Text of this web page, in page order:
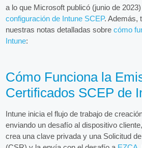
a lo que Microsoft publicó (junio de
configuración de Intune SCEP. Además,
nuestras notas detalladas sobrecómo
Intune:
Cómo Funciona la
Certificados SCEP de
Intune inicia el flujo de trabajo de
enviando un desafío al dispositivo
crea una clave privada y una Solicitud